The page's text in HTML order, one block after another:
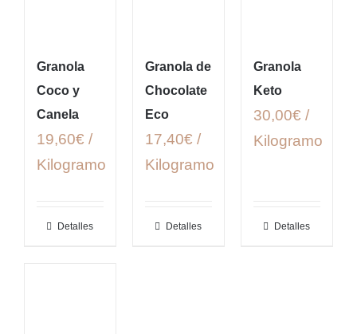
Granola
Coco y
Canela
19,60€ /
Kilogramo
Detalles
Granola de
Chocolate
Eco
17,40€ /
Kilogramo
Detalles
Granola
Keto
30,00€ /
Kilogramo
Detalles